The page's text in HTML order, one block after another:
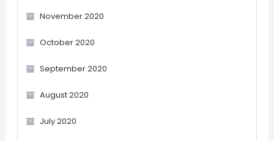
November 2020
October 2020
September 2020
August 2020
July 2020